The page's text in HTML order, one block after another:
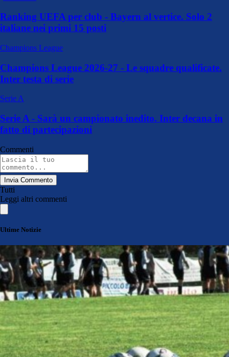
Ranking UEFA per club - Bayern al vertice. Solo 2
italiane nei primi 15 posti
Champions League
Champions League 2026-27 - Le squadre qualificate.
Inter testa di serie
Serie A
Serie A - Sarà un campionato inedito. Inter decana in
fatto di partecipazioni
Commenti
Invia Commento
Tutti
Leggi altri commenti
Ultime Notizie